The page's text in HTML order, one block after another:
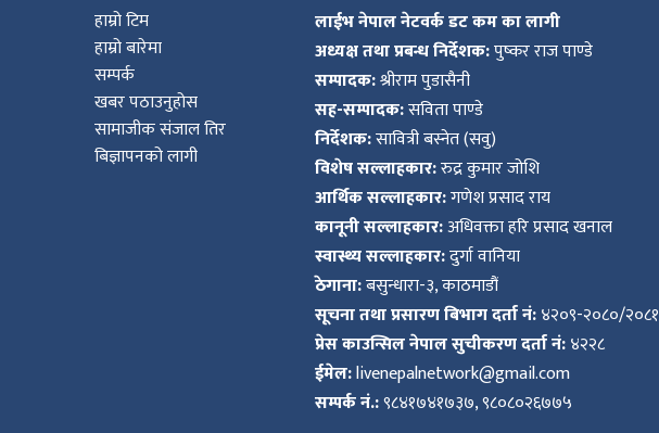
हाम्रो टिम
हाम्रो बारेमा
सम्पर्क
खबर पठाउनुहोस
सामाजीक संजाल तिर
बिज्ञापनको लागी
लाईभ नेपाल नेटवर्क डट कम का लागी
अध्यक्ष तथा प्रबन्ध निर्देशक:पुष्कर राज पाण्डे
सम्पादक:श्रीराम पुडासैनी
सह-सम्पादक:सविता पाण्डे
निर्देशक:सावित्री बस्नेत (सवु)
विशेष सल्लाहकार:रुद्र कुमार जोशि
आर्थिक सल्लाहकार:गणेश प्रसाद राय
कानूनी सल्लाहकार:अधिवक्ता हरि प्रसाद खनाल
स्वास्थ्य सल्लाहकार:दुर्गा वानिया
ठेगाना:बसुन्धारा-३, काठमाडौं
सूचना तथा प्रसारण बिभाग दर्ता नं:४२०९-२०८०/२०८१
प्रेस काउन्सिल नेपाल सुचीकरण दर्ता नं:४२२८
ईमेल:livenepalnetwork@gmail.com
सम्पर्क नं.:९८४१७४१७३७, ९८०८०२६७७५